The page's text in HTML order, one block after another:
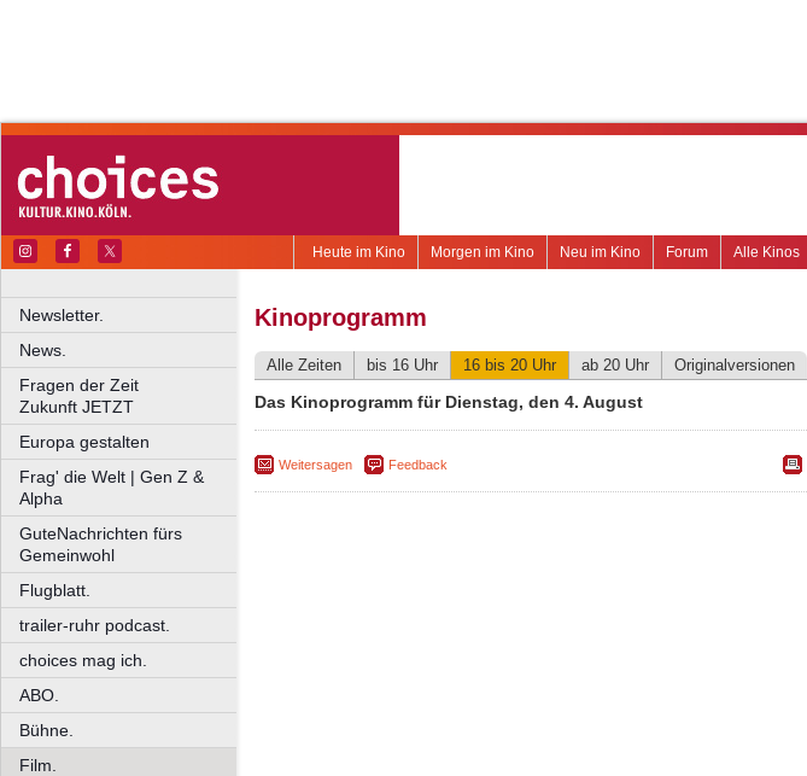
Alle Kinos
Forum
Neu im Kino
Morgen im Kino
Heute im Kino
Newsletter.
News.
Fragen der Zeit
Zukunft JETZT
Europa gestalten
Frag' die Welt | Gen Z &
Alpha
GuteNachrichten fürs
Gemeinwohl
Flugblatt.
trailer-ruhr podcast.
choices mag ich.
ABO.
Bühne.
Film.
Kinoprogramm
Alle Zeiten bis 16 Uhr 16 bis 20 Uhr ab 20 Uhr Originalversionen
Das Kinoprogramm für Dienstag, den 4. August
Weitersagen Feedback